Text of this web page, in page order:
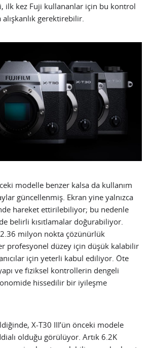
ilk kez Fuji kullananlar için bu kontrol
gerektirebilir.
modelle benzer kalsa da kullanım
güncellenmiş. Ekran yine yalnızca
hareket ettirilebiliyor; bu nedenle
belirli kısıtlamalar doğurabiliyor.
milyon nokta çözünürlük
profesyonel düzey için düşük kalabilir
için yeterli kabul ediliyor. Öte
ve fiziksel kontrollerin dengeli
hissedilir bir iyileşme
X-T30 III’ün önceki modele
olduğu görülüyor. Artık 6.2K